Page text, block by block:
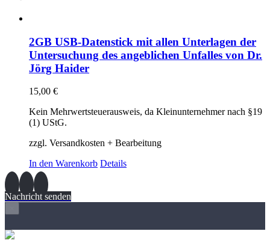
2GB USB-Datenstick mit allen Unterlagen der
Untersuchung des angeblichen Unfalles von Dr.
Jörg Haider
15,00 €
Kein Mehrwertsteuerausweis, da Kleinunternehmer nach §19
(1) UStG.
zzgl. Versandkosten + Bearbeitung
In den Warenkorb Details
Nachricht senden